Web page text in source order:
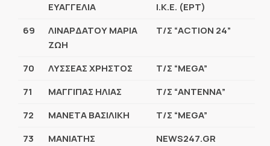
ΕΥΑΓΓΕΛΙΑ
Ι.Κ.Ε. (ΕΡΤ)
69
ΛΙΝΑΡΔΑΤΟΥ ΜΑΡΙΑ
ΖΩΗ
Τ/Σ “ACTION 24”
70 ΛΥΣΣΕΑΣ ΧΡΗΣΤΟΣ
Τ/Σ “MEGA”
71
ΜΑΓΓΙΠΑΣ ΗΛΙΑΣ
Τ/Σ “ANΤΕΝΝΑ”
72
ΜΑΝΕΤΑ ΒΑΣΙΛΙΚΗ
Τ/Σ “MEGA”
73
ΜΑΝΙΑΤΗΣ
NEWS247.GR